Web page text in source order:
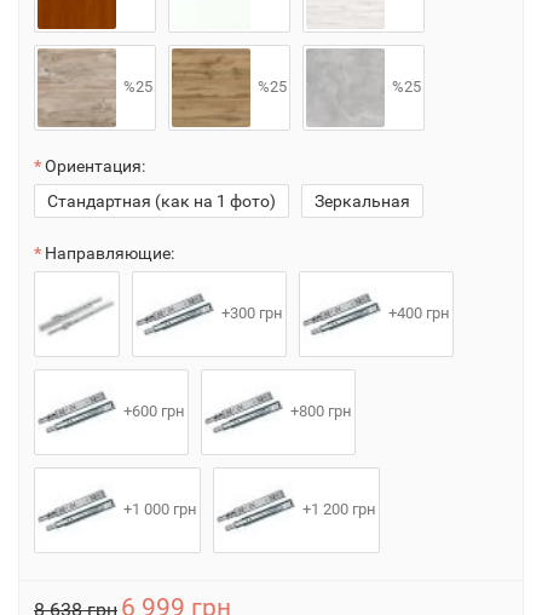
%25 %25 %25
Ориентация:
Стандартная (как на 1 фото)
Зеркальная
Направляющие:
+300 грн +400 грн
+600 грн +800 грн
+1 000 грн +1 200 грн
8 638 грн 6 999 грн